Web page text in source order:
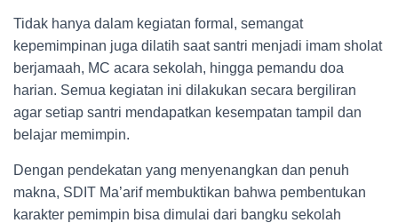
Tidak hanya dalam kegiatan formal, semangat
kepemimpinan juga dilatih saat santri menjadi imam sholat
berjamaah, MC acara sekolah, hingga pemandu doa
harian. Semua kegiatan ini dilakukan secara bergiliran
agar setiap santri mendapatkan kesempatan tampil dan
belajar memimpin.
Dengan pendekatan yang menyenangkan dan penuh
makna, SDIT Ma’arif membuktikan bahwa pembentukan
karakter pemimpin bisa dimulai dari bangku sekolah